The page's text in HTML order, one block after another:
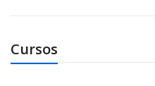
Cursos